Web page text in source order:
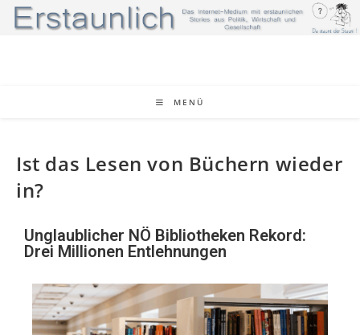
MENÜ
Ist das Lesen von Büchern wieder
in?
Unglaublicher NÖ Bibliotheken Rekord:
Drei Millionen Entlehnungen